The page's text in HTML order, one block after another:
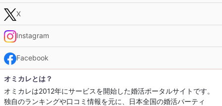
X
Instagram
Facebook
オミカレとは？
オミカレは2012年にサービスを開始した婚活ポータルサイトです。
独自のランキングや口コミ情報を元に、日本全国の婚活パーティ